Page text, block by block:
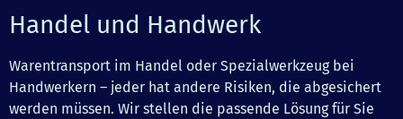
Handel und Handwerk
Warentransport im Handel oder Spezialwerkzeug bei
Handwerkern – jeder hat andere Risiken, die abgesichert
werden müssen. Wir stellen die passende Lösung für Sie